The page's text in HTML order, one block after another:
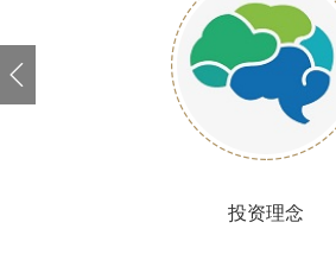
投资理念